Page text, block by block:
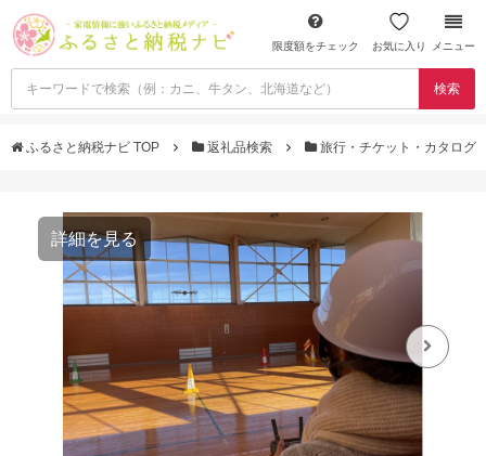
限度額をチェック お気に入り メニュー
検索
ふるさと納税ナビ TOP 返礼品検索 旅行・チケット・カタログ
詳細を見る